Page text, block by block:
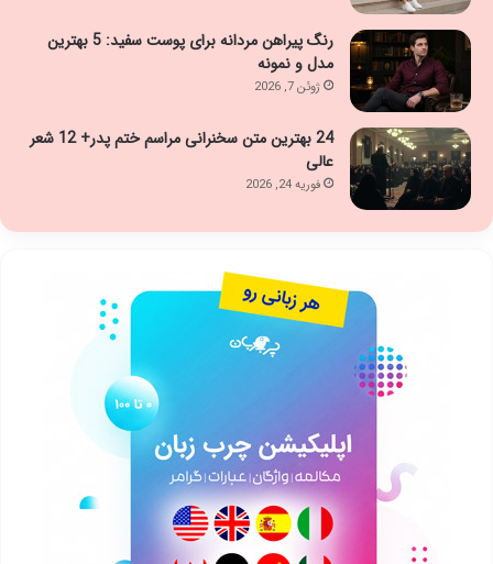
رنگ پیراهن مردانه برای پوست سفید: 5 بهترین
مدل و نمونه
ژوئن 7, 2026
24 بهترین متن سخنرانی مراسم ختم پدر+ 12 شعر
عالی
فوریه 24, 2026